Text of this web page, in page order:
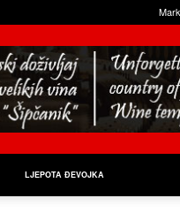
LJEPOTA ĐEVOJKA